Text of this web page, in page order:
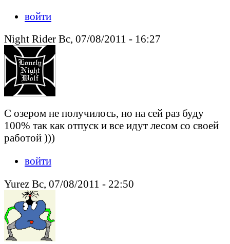
войти
Night Rider Вс, 07/08/2011 - 16:27
С озером не получилось, но на сей раз буду
100% так как отпуск и все идут лесом со своей
работой )))
войти
Yurez Вс, 07/08/2011 - 22:50